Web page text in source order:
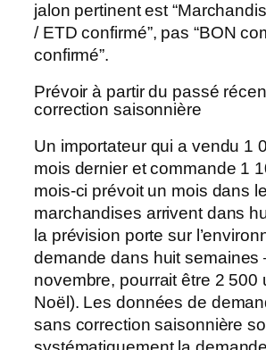
jalon pertinent est
/ ETD confirmé”, pas “BON
confirmé”.
Prévoir à partir du passé
correction saisonnière
Un importateur qui a vendu 1
mois dernier et commande 1
mois-ci prévoit un mois dans
marchandises arrivent dans
la prévision porte sur
demande dans huit
novembre, pourrait être 2 500
Noël). Les données de
sans correction saisonnière